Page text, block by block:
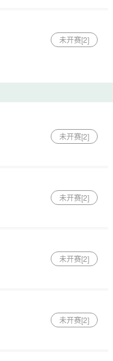
未开赛[2]
未开赛[2]
未开赛[2]
未开赛[2]
未开赛[2]